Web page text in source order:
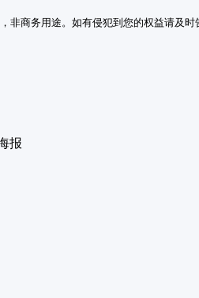
商务用途。如有侵犯到您的权益请及
报